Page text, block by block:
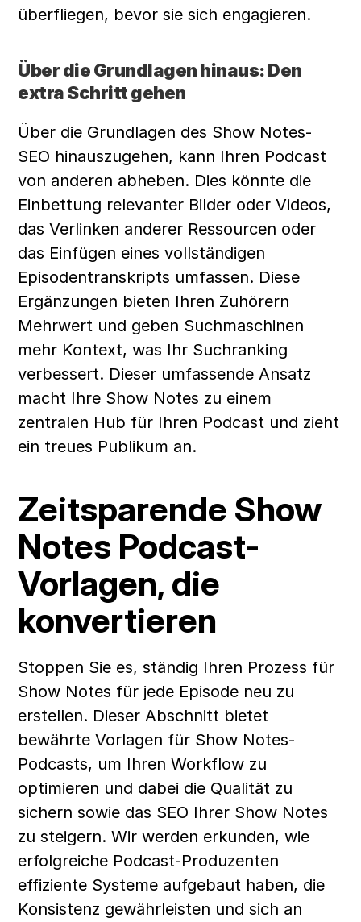
überfliegen, bevor sie sich engagieren.
Über die Grundlagen hinaus: Den
extra Schritt gehen
Über die Grundlagen des Show Notes-
SEO hinauszugehen, kann Ihren Podcast
von anderen abheben. Dies könnte die
Einbettung relevanter Bilder oder Videos,
das Verlinken anderer Ressourcen oder
das Einfügen eines vollständigen
Episodentranskripts umfassen. Diese
Ergänzungen bieten Ihren Zuhörern
Mehrwert und geben Suchmaschinen
mehr Kontext, was Ihr Suchranking
verbessert. Dieser umfassende Ansatz
macht Ihre Show Notes zu einem
zentralen Hub für Ihren Podcast und zieht
ein treues Publikum an.
Zeitsparende Show
Notes Podcast-
Vorlagen, die
konvertieren
Stoppen Sie es, ständig Ihren Prozess für
Show Notes für jede Episode neu zu
erstellen. Dieser Abschnitt bietet
bewährte Vorlagen für Show Notes-
Podcasts, um Ihren Workflow zu
optimieren und dabei die Qualität zu
sichern sowie das SEO Ihrer Show Notes
zu steigern. Wir werden erkunden, wie
erfolgreiche Podcast-Produzenten
effiziente Systeme aufgebaut haben, die
Konsistenz gewährleisten und sich an